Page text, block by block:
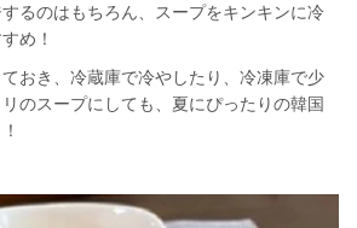
るのはもちろん、スープをキンキンに冷
め！
おき、冷蔵庫で冷やしたり、冷凍庫で少
のスープにしても、夏にぴったりの韓国